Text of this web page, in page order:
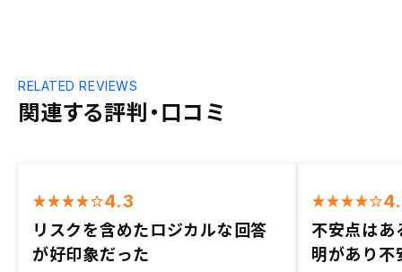
関連する評判・口コミ
RELATED REVIEWS
4.3
リスクを含めたロジカルな回答
が好印象だった
不安点はあ
明があり不